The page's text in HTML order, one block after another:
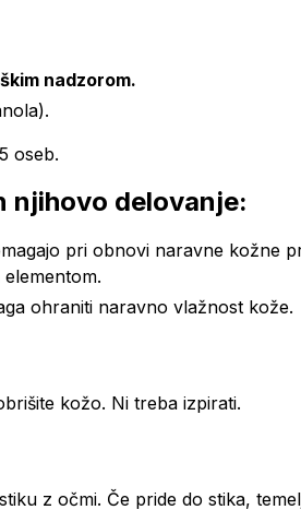
nadzorom.
oseb.
njihovo delovanje:
pri obnovi naravne kožne
ohraniti naravno vlažnost kože.
kožo. Ni treba izpirati.
z očmi. Če pride do stika,